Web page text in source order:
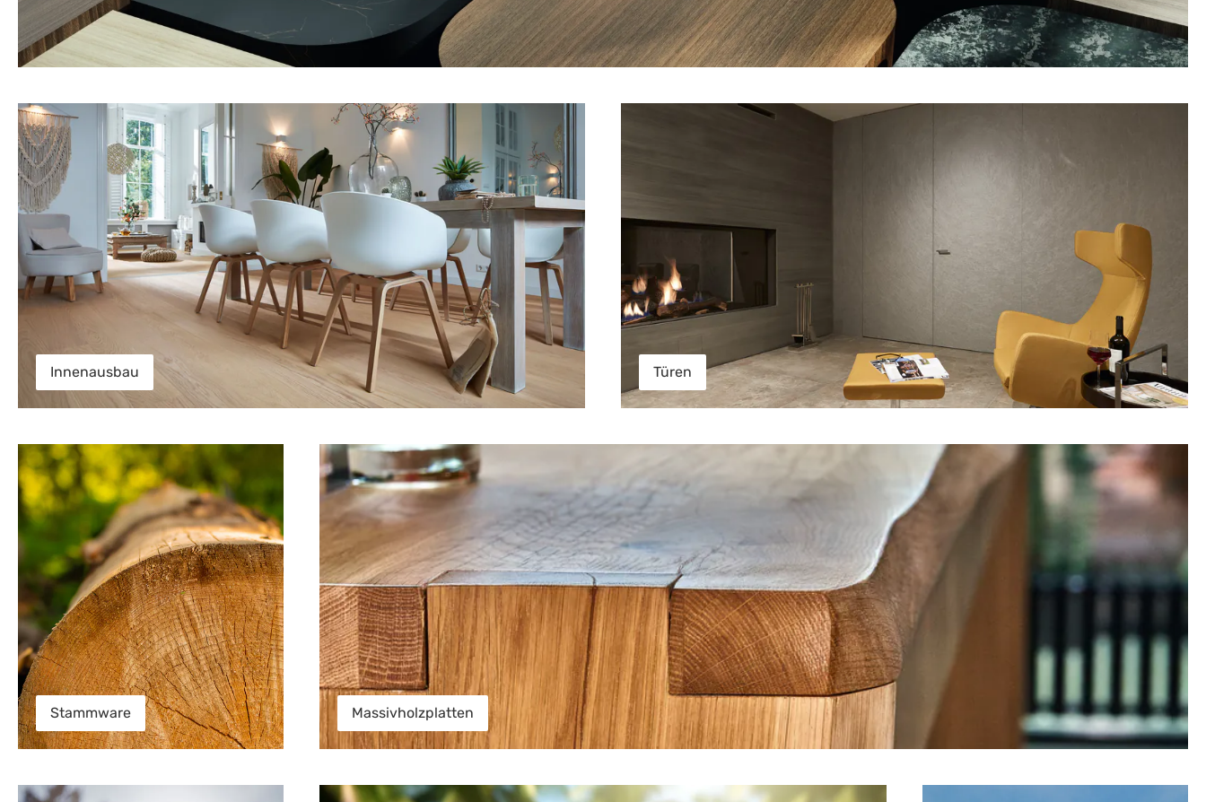
Innenausbau
Innenausbau Türen
Stammware
Stammware
Massivholzplatten
Massivholzplatten
Zubehör Terrassendielen